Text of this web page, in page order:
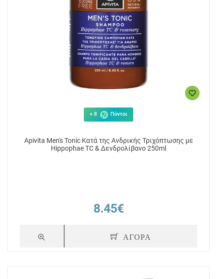
+ 8 Πόντοι
Apivita Men's Tonic Κατά της Ανδρικής Τριχόπτωσης με
Hippophae TC & Δενδρολίβανο 250ml
8.45€
ΑΓΟΡΑ